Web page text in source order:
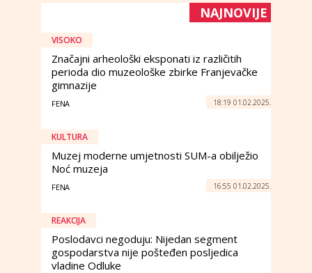
NAJNOVIJE
VISOKO
Značajni arheološki eksponati iz različitih
perioda dio muzeološke zbirke Franjevačke
gimnazije
FENA 18:19 01.02.2025.
KULTURA
Muzej moderne umjetnosti SUM-a obilježio
Noć muzeja
FENA 16:55 01.02.2025.
REAKCIJA
Poslodavci negoduju: Nijedan segment
gospodarstva nije pošteđen posljedica
vladine Odluke